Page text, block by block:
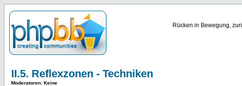
Rücken in Bewegung,
II.5. Reflexzonen - Techniken
Moderatoren: Keine